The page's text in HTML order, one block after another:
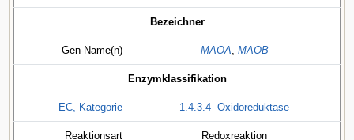
Bezeichner
Gen-Name(n) MAOA, MAOB
Enzymklassifikation
EC, Kategorie 1.4.3.4 Oxidoreduktase
Reaktionsart Redoxreaktion